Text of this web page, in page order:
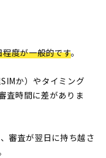
度が一般的です。
か）やタイミング
査時間に差がありま
審査が翌日に持ち越さ